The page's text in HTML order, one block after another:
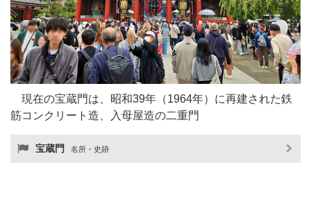
現在の宝蔵門は、昭和39年（1964年）に再建された鉄
筋コンクリート造、入母屋造の二重門
宝蔵門 名所・史跡